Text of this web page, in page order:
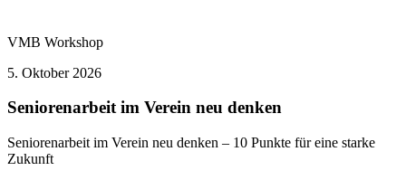
VMB Workshop
5. Oktober 2026
Seniorenarbeit im Verein neu denken
Seniorenarbeit im Verein neu denken – 10 Punkte für eine starke
Zukunft